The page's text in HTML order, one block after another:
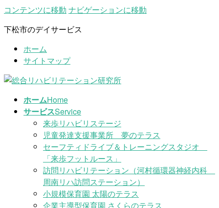
コンテンツに移動 ナビゲーションに移動
下松市のデイサービス
ホーム
サイトマップ
ホームHome
サービスService
来歩リハビリステージ
児童発達支援事業所 夢のテラス
セーフティドライブ＆トレーニングスタジオ
「来歩フットルース」
訪問リハビリテーション（河村循環器神経内科
周南リハ訪問ステーション）
小規模保育園 太陽のテラス
企業主導型保育園 さくらのテラス